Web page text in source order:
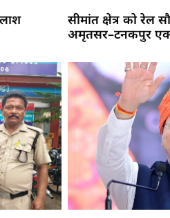
सीमांत क्षेत्र को रेल
अमृतसर–टनकपुर